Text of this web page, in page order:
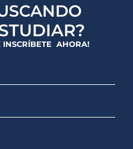
INSCRÍBETE AHORA!